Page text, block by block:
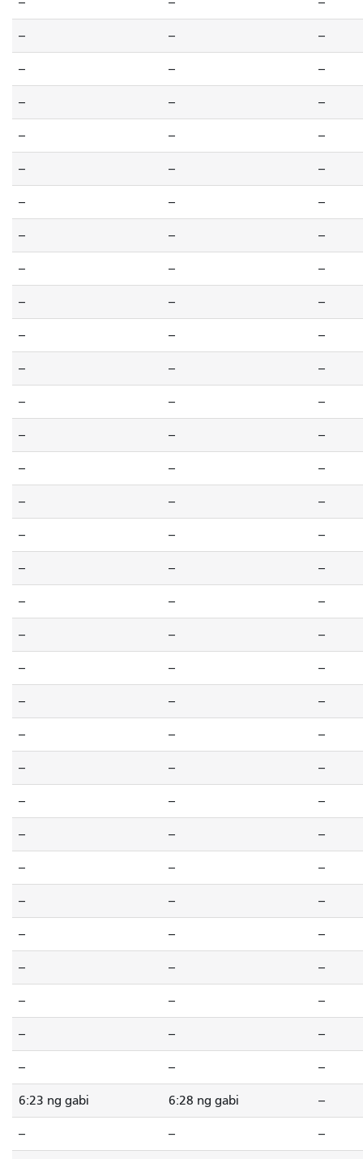
-- -- --
-- -- --
-- -- --
-- -- --
-- -- --
-- -- --
-- -- --
-- -- --
-- -- --
-- -- --
-- -- --
-- -- --
-- -- --
-- -- --
-- -- --
-- -- --
-- -- --
-- -- --
-- -- --
-- -- --
-- -- --
-- -- --
-- -- --
-- -- --
-- -- --
-- -- --
-- -- --
-- -- --
-- -- --
-- -- --
-- -- --
-- -- --
6:23 ng gabi 6:28 ng gabi --
-- -- --